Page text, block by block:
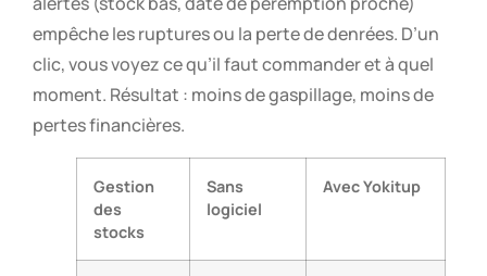
empêche les ruptures ou la perte de denrées. D’un
clic, vous voyez ce qu’il faut commander et à quel
moment. Résultat : moins de gaspillage, moins de
pertes financières.
Gestion
des
stocks
Sans
logiciel
Avec Yokitup